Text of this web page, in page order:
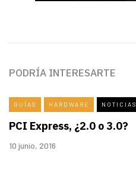
PODRÍA INTERESARTE
GUÍAS HARDWARE NOTICIAS
PCI Express, ¿2.0 o 3.0?
10 junio, 2016